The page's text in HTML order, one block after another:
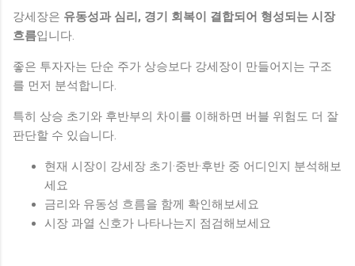
강세장은 유동성과 심리, 경기 회복이 결합되어 형성되는 시장
흐름입니다.
좋은 투자자는 단순 주가 상승보다 강세장이 만들어지는 구조
를 먼저 분석합니다.
특히 상승 초기와 후반부의 차이를 이해하면 버블 위험도 더 잘
판단할 수 있습니다.
현재 시장이 강세장 초기·중반·후반 중 어디인지 분석해보
세요
금리와 유동성 흐름을 함께 확인해보세요
시장 과열 신호가 나타나는지 점검해보세요